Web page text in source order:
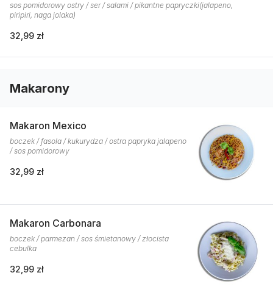
sos pomidorowy ostry / ser / salami / pikantne papryczki(jalapeno,
piripiri, naga jolaka)
32,99 zł
Makarony
Makaron Mexico
boczek / fasola / kukurydza / ostra papryka jalapeno
/ sos pomidorowy
32,99 zł
Makaron Carbonara
boczek / parmezan / sos śmietanowy / złocista
cebulka
32,99 zł